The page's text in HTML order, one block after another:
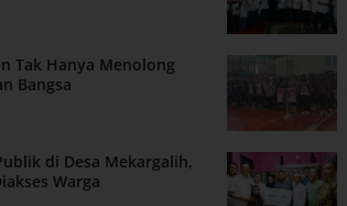
Tak Hanya Menolong
Bangsa
di Desa Mekargalih,
Warga